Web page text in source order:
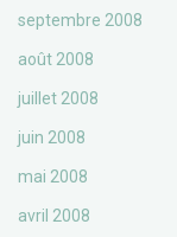
septembre 2008
août 2008
juillet 2008
juin 2008
mai 2008
avril 2008